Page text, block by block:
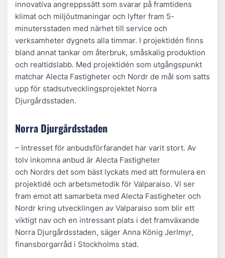
innovativa angreppssätt som svarar på framtidens
klimat och miljöutmaningar och lyfter fram 5-
minutersstaden med närhet till service och
verksamheter dygnets alla timmar. I projektidén finns
bland annat tankar om återbruk, småskalig produktion
och realtidslabb. Med projektidén som utgångspunkt
matchar Alecta Fastigheter och Nordr de mål som satts
upp för stadsutvecklingsprojektet Norra
Djurgårdsstaden.
Norra Djurgårdsstaden
– Intresset för anbudsförfarandet har varit stort. Av
tolv inkomna anbud är Alecta Fastigheter
och Nordrs det som bäst lyckats med att formulera en
projektidé och arbetsmetodik för Valparaiso. Vi ser
fram emot att samarbeta med Alecta Fastigheter och
Nordr kring utvecklingen av Valparaiso som blir ett
viktigt nav och en intressant plats i det framväxande
Norra Djurgårdsstaden, säger Anna König Jerlmyr,
finansborgarråd i Stockholms stad.